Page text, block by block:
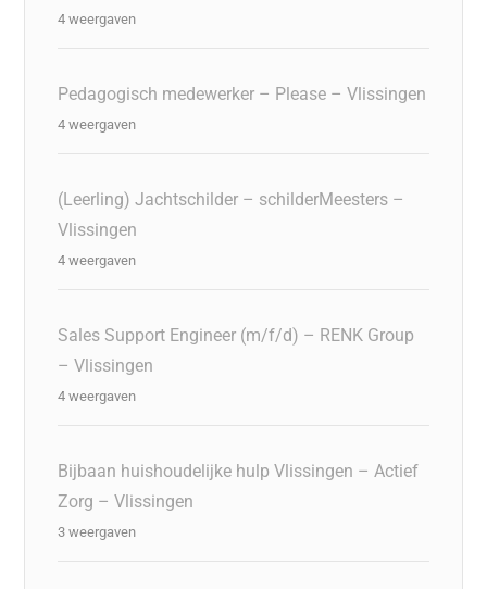
4 weergaven
Pedagogisch medewerker – Please – Vlissingen
4 weergaven
(Leerling) Jachtschilder – schilderMeesters –
Vlissingen
4 weergaven
Sales Support Engineer (m/f/d) – RENK Group
– Vlissingen
4 weergaven
Bijbaan huishoudelijke hulp Vlissingen – Actief
Zorg – Vlissingen
3 weergaven